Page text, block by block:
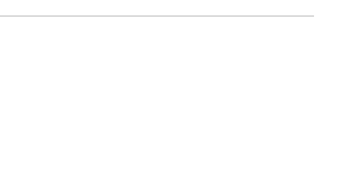
077 - २०७७ कार्तिक २३